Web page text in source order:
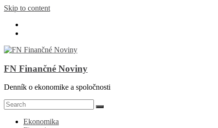
Skip to content
FN Finančné Noviny
Denník o ekonomike a spoločnosti
Ekonomika